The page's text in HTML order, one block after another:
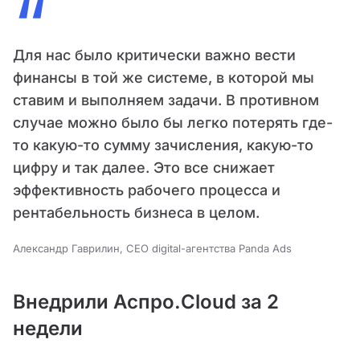
“
Для нас было критически важно вести
финансы в той же системе, в которой мы
ставим и выполняем задачи. В противном
случае можно было бы легко потерять где-
то какую-то сумму зачисления, какую-то
цифру и так далее. Это все снижает
эффективность рабочего процесса и
рентабельность бизнеса в целом.
Александр Гаврилин, CEO digital-агентства Panda Ads
Внедрили Аспро.Cloud за 2
недели